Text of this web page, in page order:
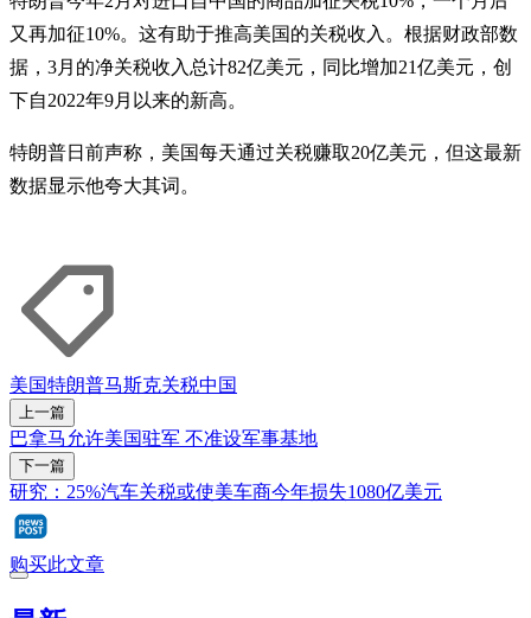
又再加征10%。这有助于推高美国的关税收入。根据财政部数
据，3月的净关税收入总计82亿美元，同比增加21亿美元，创
下自2022年9月以来的新高。
特朗普日前声称，美国每天通过关税赚取20亿美元，但这最新
数据显示他夸大其词。
美国特朗普马斯克关税中国
上一篇
巴拿马允许美国驻军 不准设军事基地
下一篇
研究：25%汽车关税或使美车商今年损失1080亿美元
购买此文章